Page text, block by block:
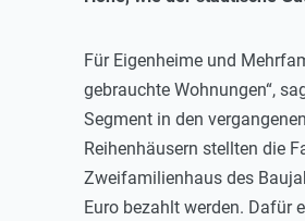
Für Eigenheime und
gebrauchte Wohnungen“,
Segment in den
Reihenhäusern stellten die
Zweifamilienhaus des
Euro bezahlt werden. Dafür